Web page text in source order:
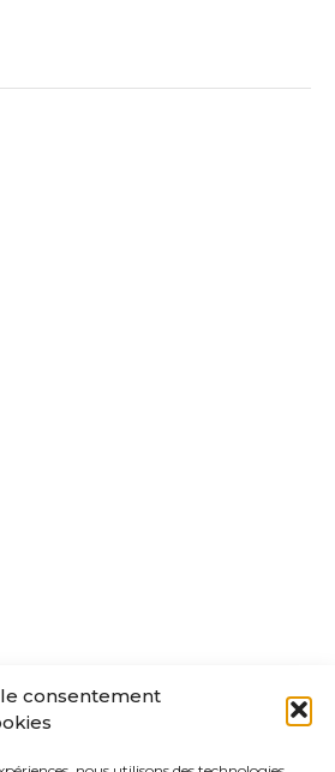
consentement